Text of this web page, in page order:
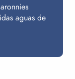
aguas de